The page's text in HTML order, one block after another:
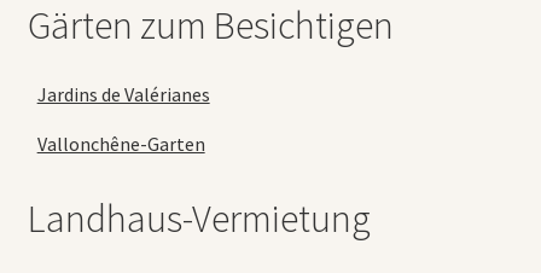
Gärten zum Besichtigen
Jardins de Valérianes
Vallonchêne-Garten
Landhaus-Vermietung